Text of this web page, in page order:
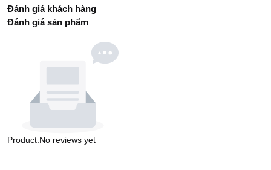
Đánh giá khách hàng
Đánh giá sản phẩm
Product.No reviews yet